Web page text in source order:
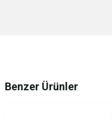
Benzer Ürünler